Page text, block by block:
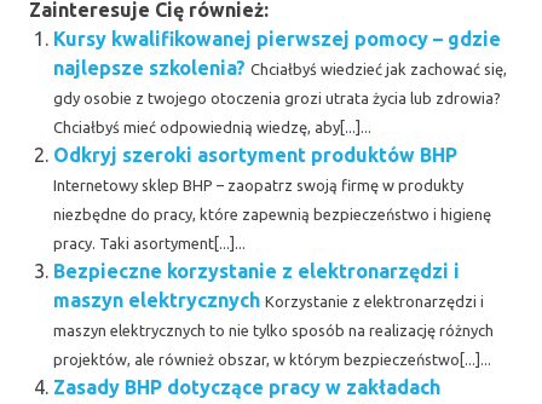
Zainteresuje Cię również:
Kursy kwalifikowanej pierwszej pomocy – gdzie
najlepsze szkolenia? Chciałbyś wiedzieć jak zachować się,
gdy osobie z twojego otoczenia grozi utrata życia lub zdrowia?
Chciałbyś mieć odpowiednią wiedzę, aby[...]...
Odkryj szeroki asortyment produktów BHP
Internetowy sklep BHP – zaopatrz swoją firmę w produkty
niezbędne do pracy, które zapewnią bezpieczeństwo i higienę
pracy. Taki asortyment[...]...
Bezpieczne korzystanie z elektronarzędzi i
maszyn elektrycznych Korzystanie z elektronarzędzi i
maszyn elektrycznych to nie tylko sposób na realizację różnych
projektów, ale również obszar, w którym bezpieczeństwo[...]...
Zasady BHP dotyczące pracy w zakładach